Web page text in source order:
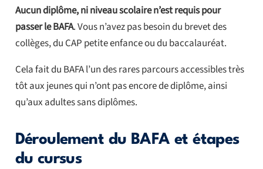
Aucun diplôme, ni niveau scolaire n’est requis pour
passer le BAFA. Vous n’avez pas besoin du brevet des
collèges, du CAP petite enfance ou du baccalauréat.
Cela fait du BAFA l’un des rares parcours accessibles très
tôt aux jeunes qui n’ont pas encore de diplôme, ainsi
qu’aux adultes sans diplômes.
Déroulement du BAFA et étapes
du cursus